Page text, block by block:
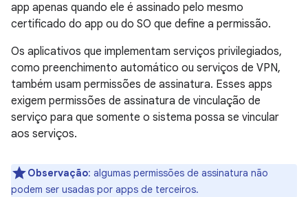
app apenas quando ele é assinado pelo mesmo
certificado do app ou do SO que define a permissão.
Os aplicativos que implementam serviços privilegiados,
como preenchimento automático ou serviços de VPN,
também usam permissões de assinatura. Esses apps
exigem permissões de assinatura de vinculação de
serviço para que somente o sistema possa se vincular
aos serviços.
Observação: algumas permissões de assinatura não
podem ser usadas por apps de terceiros.